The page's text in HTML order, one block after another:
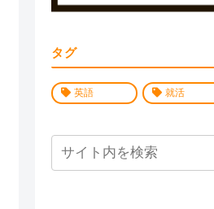
タグ
英語 就活